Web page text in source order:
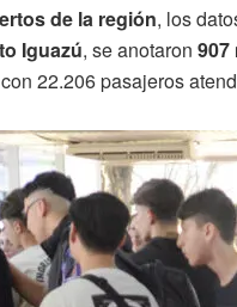
de la región, los
Iguazú, se anotaron 907
22.206 pasajeros